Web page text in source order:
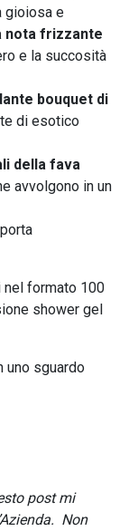
gioiosa e
nota frizzante
e la succosità
bouquet di
di esotico
della fava
avvolgono in un
formato 100
shower gel
uno sguardo
post mi
Non